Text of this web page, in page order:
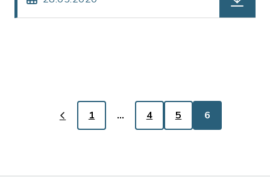
1 … 4 5 6